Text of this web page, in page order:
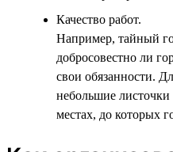
Качество работ.
Например, тайный
добросовестно ли
свои обязанности.
небольшие
местах, до которых